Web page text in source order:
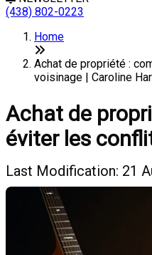
(438) 802-0223
Home
Achat de propriété :
voisinage | Caroline
Achat de
éviter les
Last Modification: 21